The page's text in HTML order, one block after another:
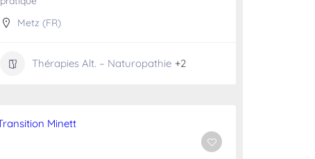
Metz (FR)
Thérapies Alt. – Naturopathie +2